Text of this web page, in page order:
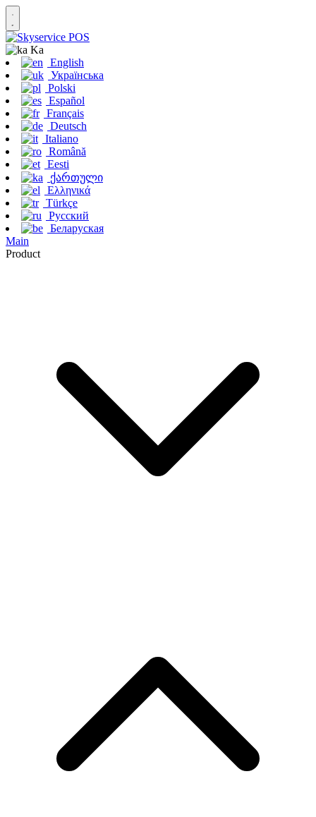
Ka
English
Українська
Polski
Español
Français
Deutsch
Italiano
Română
Eesti
ქართული
Ελληνικά
Türkçe
Русский
Беларуская
Main
Product